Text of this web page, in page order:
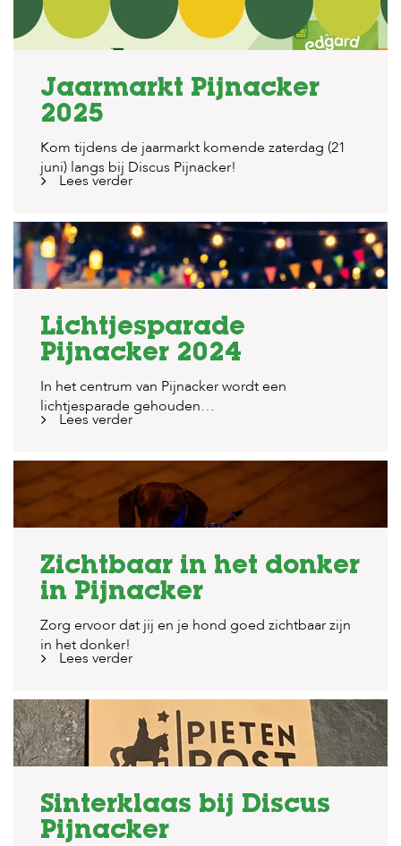
Jaarmarkt Pijnacker
2025
Kom tijdens de jaarmarkt komende zaterdag (21
juni) langs bij Discus Pijnacker!
Lees verder
Lichtjesparade
Pijnacker 2024
In het centrum van Pijnacker wordt een
lichtjesparade gehouden…
Lees verder
Zichtbaar in het donker
in Pijnacker
Zorg ervoor dat jij en je hond goed zichtbaar zijn
in het donker!
Lees verder
Sinterklaas bij Discus
Pijnacker